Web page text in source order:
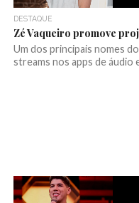
DESTAQUE
Zé Vaqueiro promove
Um dos principais nomes
streams nos apps de áudio